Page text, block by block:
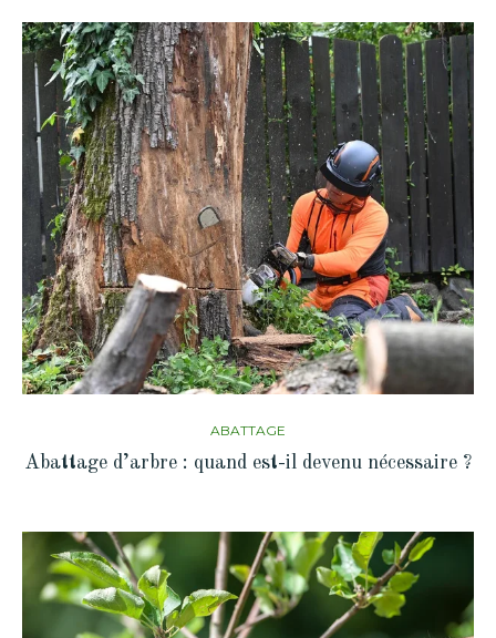
ABATTAGE
Abattage d’arbre : quand est-il devenu nécessaire ?